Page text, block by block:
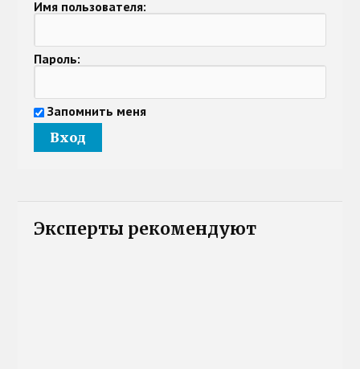
Имя пользователя:
Пароль:
Запомнить меня
Эксперты рекомендуют